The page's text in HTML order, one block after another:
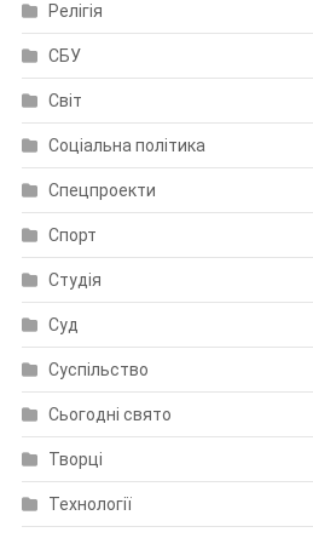
Релігія
СБУ
Світ
Соціальна політика
Спецпроекти
Спорт
Студія
Суд
Суспільство
Сьогодні свято
Творці
Технології